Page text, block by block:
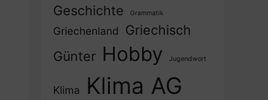
Geschichte Grammatik
Griechenland
Griechisch
Günter Hobby Jugendwort
Klima Klima AG